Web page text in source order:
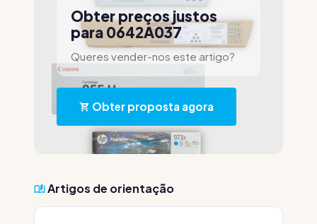
Obter preços justos
para 0642A037
Queres vender-nos este artigo?
Obter proposta agora
Artigos de orientação